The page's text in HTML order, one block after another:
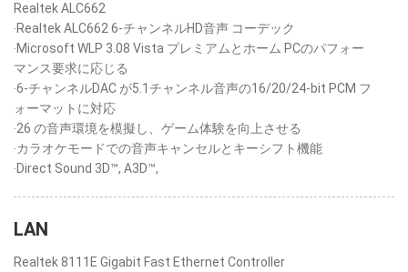
Realtek ALC662
‧Realtek ALC662 6-チャンネルHD音声 コーデック
‧Microsoft WLP 3.08 Vista プレミアムとホーム PCのパフォー
マンス要求に応じる
‧6-チャンネルDAC が5.1チャンネル音声の16/20/24-bit PCM フ
ォーマットに対応
‧26 の音声環境を模擬し、ゲーム体験を向上させる
‧カラオケモードでの音声キャンセルとキーシフト機能
‧Direct Sound 3D™, A3D™,
LAN
Realtek 8111E Gigabit Fast Ethernet Controller